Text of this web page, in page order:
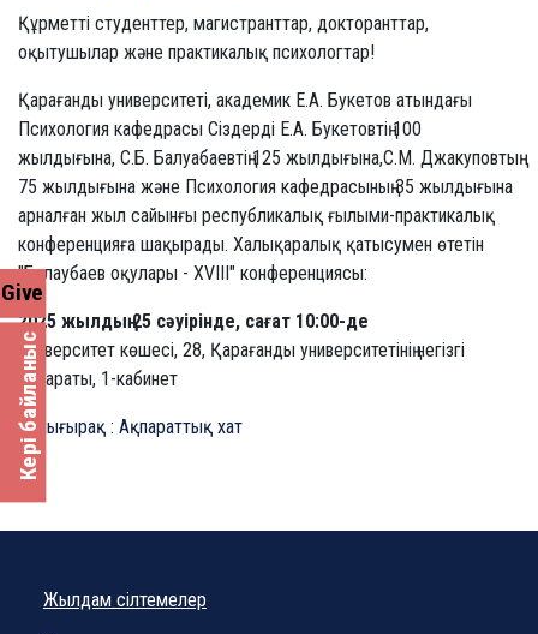
Кері байланыс
Give
Құрметті студенттер, магистранттар, докторанттар,
оқытушылар және практикалық психологтар!
Қарағанды университеті, академик Е.А. Букетов атындағы
Психология кафедрасы Сіздерді Е.А. Букетовтің 100
жылдығына, С.Б. Балуабаевтің 125 жылдығына,С.М. Джакуповтың
75 жылдығына және Психология кафедрасының 35 жылдығына
арналған жыл сайынғы республикалық ғылыми-практикалық
конференцияға шақырады. Халықаралық қатысумен өтетін
"Балаубаев оқулары - XVIII" конференциясы:
2025 жылдың 25 сәуірінде, сағат 10:00-де
Университет көшесі, 28, Қарағанды университетінің негізгі
ғимараты, 1-кабинет
Толығырақ : Ақпараттық хат
Жылдам сілтемелер